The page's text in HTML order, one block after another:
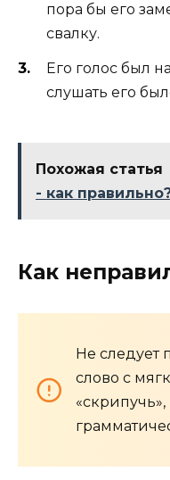
пора бы его
свалку.
Его голос был
слушать его
Похожая статья
- как
Как
Не следует
слово с
«скрипучь»,